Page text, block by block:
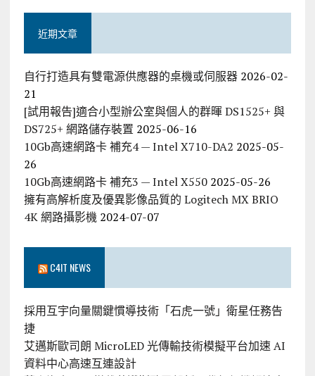
近期文章
自行打造具有雙電源供應器的桌機或伺服器 2026-02-
21
[試用報告]適合小型辦公室與個人的群暉 DS1525+ 與
DS725+ 網路儲存裝置 2025-06-16
10Gb高速網路卡 補充4 — Intel X710-DA2 2025-05-
26
10Gb高速網路卡 補充3 — Intel X550 2025-05-26
擁有高解析度及優異影像品質的 Logitech MX BRIO
4K 網路攝影機 2024-07-07
C4IT NEWS
採用互宇向量關鍵慣導技術「石虎一號」衛星任務告
捷
艾邁斯歐司朗 MicroLED 光傳輸技術模擬平台加速 AI
資料中心高速互連設計